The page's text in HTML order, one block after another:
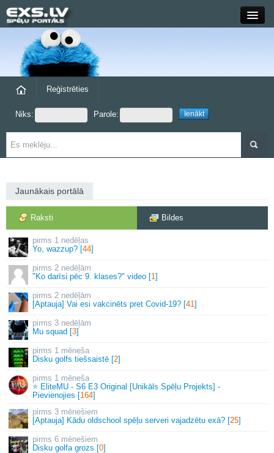
Grupas
Reģistrēties
Niks: Parole:
Jaunākais portālā
Raksti Bildes
1 nedēļas
Yo, wazzup? [44]
2 nedēļām
"Ko darīsi pēc 9. klases?" video [1]
2 nedēļām
[Aptauja] Vai esi vakcinēts pret Covid-19? [41]
3 nedēļām
Mu squad [3]
1 mēneša
Disku golfs tiešsaistē [2]
1 mēneša
⭐ EliteMU - S6 E3 Original [Unikāls Spēļu Projekts] -
Pievienojies [164]
3 mēnešiem
[Aptauja] Kādu oldschool spēļu serveri vajadzētu exā? [25]
6 mēnešiem
Disku golfa grozs [0]